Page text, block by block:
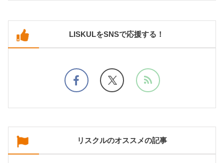
LISKULをSNSで応援する！
リスクルのオススメの記事